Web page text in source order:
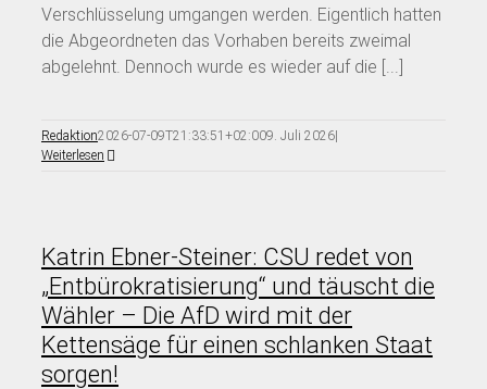
Verschlüsselung umgangen werden. Eigentlich hatten
die Abgeordneten das Vorhaben bereits zweimal
abgelehnt. Dennoch wurde es wieder auf die [...]
Redaktion2026-07-09T21:33:51+02:009. Juli 2026|
Weiterlesen
Katrin Ebner-Steiner: CSU redet von
„Entbürokratisierung“ und täuscht die
Wähler – Die AfD wird mit der
Kettensäge für einen schlanken Staat
sorgen!